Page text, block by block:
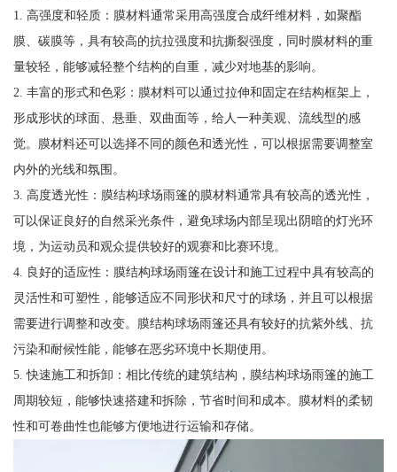
1. 高强度和轻质：膜材料通常采用高强度合成纤维材料，如聚酯
膜、碳膜等，具有较高的抗拉强度和抗撕裂强度，同时膜材料的重
量较轻，能够减轻整个结构的自重，减少对地基的影响。
2. 丰富的形式和色彩：膜材料可以通过拉伸和固定在结构框架上，
形成形状的球面、悬垂、双曲面等，给人一种美观、流线型的感
觉。膜材料还可以选择不同的颜色和透光性，可以根据需要调整室
内外的光线和氛围。
3. 高度透光性：膜结构球场雨篷的膜材料通常具有较高的透光性，
可以保证良好的自然采光条件，避免球场内部呈现出阴暗的灯光环
境，为运动员和观众提供较好的观赛和比赛环境。
4. 良好的适应性：膜结构球场雨篷在设计和施工过程中具有较高的
灵活性和可塑性，能够适应不同形状和尺寸的球场，并且可以根据
需要进行调整和改变。膜结构球场雨篷还具有较好的抗紫外线、抗
污染和耐候性能，能够在恶劣环境中长期使用。
5. 快速施工和拆卸：相比传统的建筑结构，膜结构球场雨篷的施工
周期较短，能够快速搭建和拆除，节省时间和成本。膜材料的柔韧
性和可卷曲性也能够方便地进行运输和存储。